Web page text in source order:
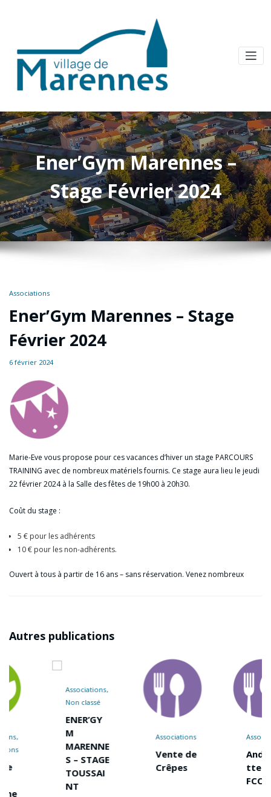
Ener’Gym Marennes –
Stage Février 2024
Associations
Ener’Gym Marennes – Stage
Février 2024
6 février 2024
Marie-Eve vous propose pour ces vacances d’hiver un stage PARCOURS
TRAINING avec de nombreux matériels fournis. Ce stage aura lieu le jeudi
22 février 2024 à la Salle des fêtes de 19h00 à 20h30.
Coût du stage :
5 € pour les adhérents
10 € pour les non-adhérents.
Ouvert à tous à partir de 16 ans – sans réservation. Venez nombreux
Autres publications
Associations
Non classé
ENER’GY
MARENNE
S – STAGE
TOUSSAI
Associations
Vente de
Crêpes
Associations
Andouille
ttes du